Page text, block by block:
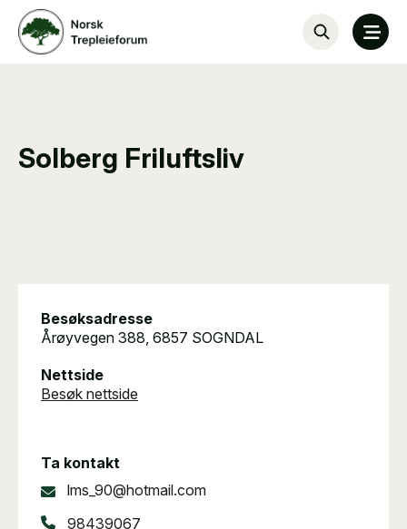
Solberg Friluftsliv
Besøksadresse
Årøyvegen 388, 6857 SOGNDAL
Nettside
Besøk nettside
Ta kontakt
lms_90@hotmail.com
98439067